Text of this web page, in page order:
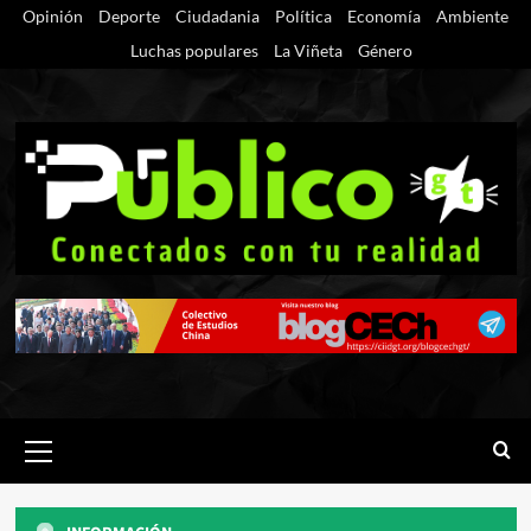
SaltarOpinión Deporte Ciudadania Política Economía
Ambiente
Luchas populares
La Viñeta Género
primario